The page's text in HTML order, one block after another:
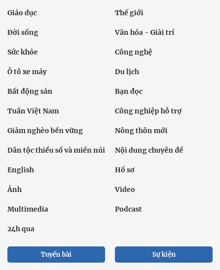
Giáo dục Thế giới
Đời sống Văn hóa - Giải trí
Sức khỏe Công nghệ
Ô tô xe máy Du lịch
Bất động sản Bạn đọc
Tuần Việt Nam Công nghiệp hỗ trợ
Giảm nghèo bền vững Nông thôn mới
Dân tộc thiểu số và miền núi Nội dung chuyên đề
English Hồ sơ
Ảnh Video
Multimedia Podcast
24h qua
Tuyến bài Sự kiện